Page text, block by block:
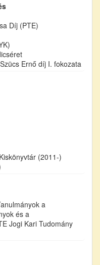
Díj (PTE)
Ernő díj I. fokozata
(2011-)
a
és a
Jogi Kari Tudomány